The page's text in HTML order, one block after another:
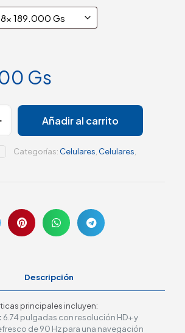
Gs
Añadir al carrito
Categorías: Celulares Celulares
Descripción
principales incluyen:
6.74 pulgadas con resolución HD+ y
de 90 Hz para una navegación